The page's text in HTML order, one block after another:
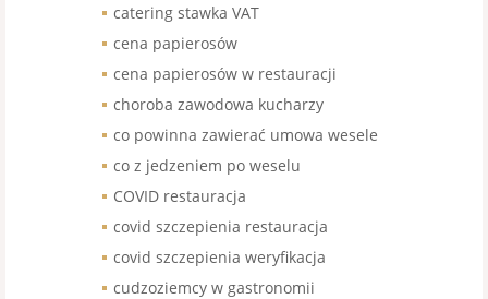
catering stawka VAT
cena papierosów
cena papierosów w restauracji
choroba zawodowa kucharzy
co powinna zawierać umowa wesele
co z jedzeniem po weselu
COVID restauracja
covid szczepienia restauracja
covid szczepienia weryfikacja
cudzoziemcy w gastronomii